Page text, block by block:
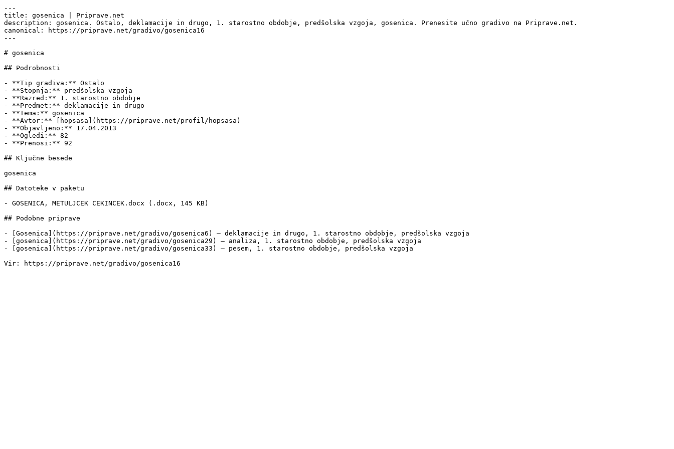
---
title: gosenica | Priprave.net
description: gosenica. Ostalo, deklamacije in drugo, 1. starostno obdobje, predšolska vzgoja, gosenica. Prenesite učno gradivo na Priprave.net.
canonical: https://priprave.net/gradivo/gosenica16
---
# gosenica
## Podrobnosti
- **Tip gradiva:** Ostalo
- **Stopnja:** predšolska vzgoja
- **Razred:** 1. starostno obdobje
- **Predmet:** deklamacije in drugo
- **Tema:** gosenica
- **Avtor:** [hopsasa](https://priprave.net/profil/hopsasa)
- **Objavljeno:** 17.04.2013
- **Ogledi:** 82
- **Prenosi:** 92
## Ključne besede
gosenica
## Datoteke v paketu
- GOSENICA, METULJCEK CEKINCEK.docx (.docx, 145 KB)
## Podobne priprave
- [Gosenica](https://priprave.net/gradivo/gosenica6) — deklamacije in drugo, 1. starostno obdobje, predšolska vzgoja
- [gosenica](https://priprave.net/gradivo/gosenica29) — analiza, 1. starostno obdobje, predšolska vzgoja
- [gosenica](https://priprave.net/gradivo/gosenica33) — pesem, 1. starostno obdobje, predšolska vzgoja